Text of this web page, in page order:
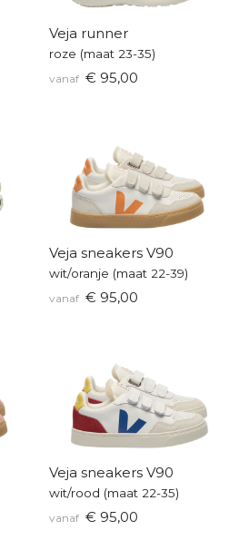
Veja runner
roze (maat 23-35)
vanaf € 95,00
Veja sneakers V90
wit/oranje (maat 22-39)
vanaf € 95,00
Veja sneakers V90
wit/rood (maat 22-35)
vanaf € 95,00